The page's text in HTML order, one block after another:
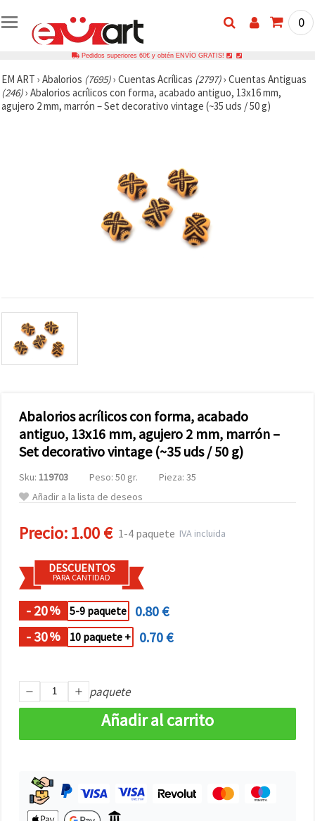
0
Pedidos superiores 60€ y obtén ENVÍO GRATIS!
EM ART › Abalorios (7695)› Cuentas Acrílicas (2797)› Cuentas Antiguas
(246)› Abalorios acrílicos con forma, acabado antiguo, 13x16 mm,
agujero 2 mm, marrón – Set decorativo vintage (~35 uds / 50 g)
Abalorios acrílicos con forma, acabado
antiguo, 13x16 mm, agujero 2 mm, marrón –
Set decorativo vintage (~35 uds / 50 g)
Sku: 119703 Peso: 50 gr.
Pieza: 35
Añadir a la lista de deseos
Precio:1.00 € 1-4 paquete IVA incluida
DESCUENTOS
PARA CANTIDAD
- 20% 5-9 paquete
0.80 €
- 30% 10 paquete + 0.70 €
paquete
Añadir al carrito